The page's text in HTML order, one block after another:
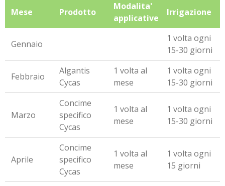
Mese Prodotto
Modalita'
applicative
Irrigazione
Gennaio
1 volta ogni
15-30 giorni
Febbraio
Algantis
Cycas
1 volta al
mese
1 volta ogni
15-30 giorni
Marzo
Concime
specifico
Cycas
1 volta al
mese
1 volta ogni
15-30 giorni
Aprile
Concime
specifico
Cycas
1 volta al
mese
1 volta ogni
15 giorni